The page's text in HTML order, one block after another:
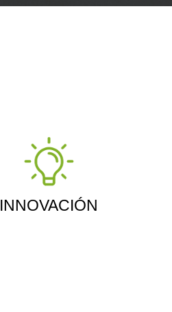
INNOVACIÓN